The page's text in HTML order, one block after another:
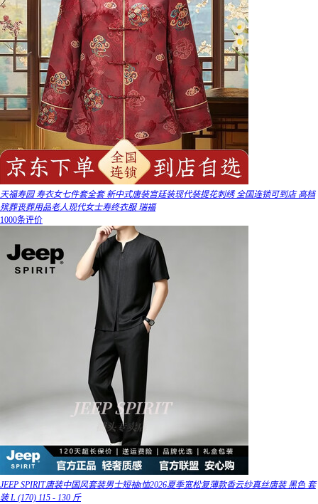
天福寿园 寿衣女七件套全套 新中式唐装宫廷装现代装提花刺绣 全国连锁可到店 高档
殡葬丧葬用品老人现代女士寿终衣服 瑞福
1000条评价
JEEP SPIRIT唐装中国风套装男士短袖t恤2026夏季宽松复薄款香云纱真丝唐装 黑色 套
装 L (170) 115 - 130 斤